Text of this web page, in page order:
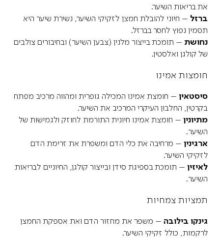
את בריאות השיער.
ברזל– חיוני להובלת חמצן לזקיקי השיער, נשירת שיער היא
תסמין נפוץ לחסר בברזל.
נחושת– תומכת בייצור מלנין (צבען השיער) ובחיבורים צולבים
של קולגן ואלסטין.
חומצות אמינו
סיסטאין– חומצת אמינו המכילה גופרית ומהווה מרכיב מפתח
בקרטין, החלבון העיקרי המרכיב את השיער.
מתיונין– חומצת אמינו חיונית התורמת לחוזק ולגמישות של
השיער.
ארגינין– מרחיבה את כלי הדם ומשפרת את זרימת הדם
לזקיקי השיער.
לאיזין– תומכת בספיגת סידן ובייצור קולגן, החיוניים לבריאות
השיער.
תמציות צמחיות
גינקו בילובה– משפר את מחזור הדם ואת אספקת החמצן
לרקמות, כולל זקיקי השיער.